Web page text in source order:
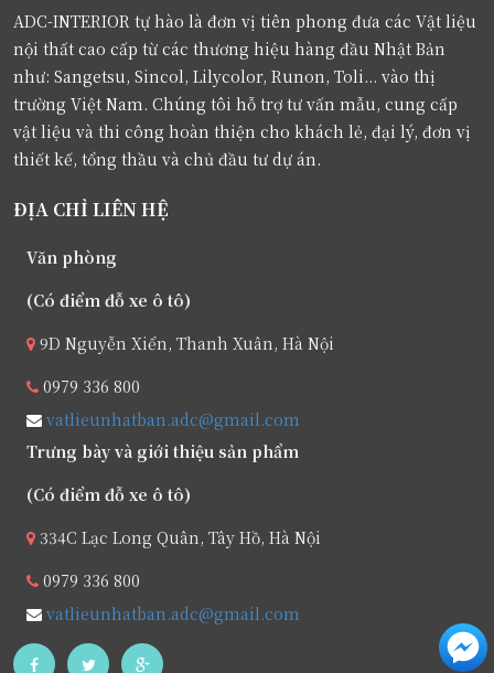
ADC-INTERIOR tự hào là đơn vị tiên phong đưa các Vật liệu
nội thất cao cấp từ các thương hiệu hàng đầu Nhật Bản
như: Sangetsu, Sincol, Lilycolor, Runon, Toli... vào thị
trường Việt Nam. Chúng tôi hỗ trợ tư vấn mẫu, cung cấp
vật liệu và thi công hoàn thiện cho khách lẻ, đại lý, đơn vị
thiết kế, tổng thầu và chủ đầu tư dự án.
ĐỊA CHỈ LIÊN HỆ
Văn phòng
(Có điểm đỗ xe ô tô)
9D Nguyễn Xiển, Thanh Xuân, Hà Nội
0979 336 800
vatlieunhatban.adc@gmail.com
Trưng bày và giới thiệu sản phẩm
(Có điểm đỗ xe ô tô)
334C Lạc Long Quân, Tây Hồ, Hà Nội
0979 336 800
vatlieunhatban.adc@gmail.com